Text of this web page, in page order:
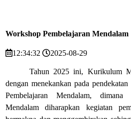
Workshop Pembelajaran Mendalam
12:34:32 2025-08-29
Tahun 2025 ini, Kurikulum
dengan menekankan pada
Pembelajaran Mendalam,
Mendalam diharapkan kegiatan